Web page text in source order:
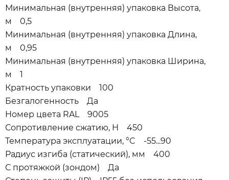
Минимальная (внутренняя) упаковка Высота,
м 0,5
Минимальная (внутренняя) упаковка Длина,
м 0,95
Минимальная (внутренняя) упаковка Ширина,
м 1
Кратность упаковки 100
Безгалогенность Да
Номер цвета RAL 9005
Сопротивление сжатию, Н 450
Температура эксплуатации, °C -55...90
Радиус изгиба (статический), мм 400
С протяжкой (зондом) Да